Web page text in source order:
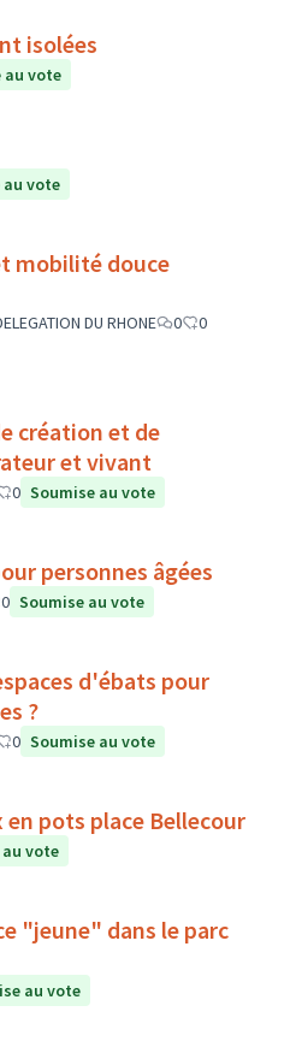
isolées
au vote
au vote
mobilité douce
DU RHONE 0
0
création et de
et vivant
0 Soumise au vote
personnes âgées
0 Soumise au vote
?
0 Soumise au vote
en pots place Bellecour
vote
"jeune" dans le parc
au vote